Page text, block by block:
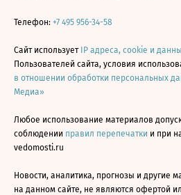
Телефон: +7 495 956-34-58
Сайт использует IP адреса, cookie и
Пользователей сайта, условия
в отношении обработки персональных
Медиа»
Любое использование материалов
соблюдении правил перепечатки и при
vedomosti.ru
Новости, аналитика, прогнозы и другие
на данном сайте, не являются офертой